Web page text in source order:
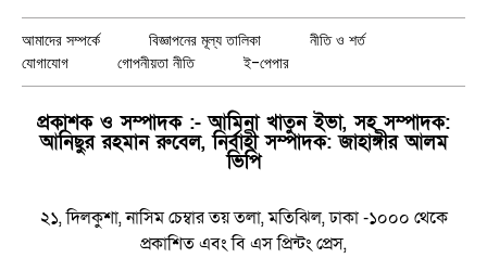
আমাদের সম্পর্কে বিজ্ঞাপনের মূল্য তালিকা
নীতি ও শর্ত
যোগাযোগ
গোপনীয়তা নীতি ই-পেপার
প্রকাশক ও সম্পাদক :- আমিনা খাতুন ইভা, সহ সম্পাদক:
আনিছুর রহমান রুবেল, নির্বাহী সম্পাদক: জাহাঙ্গীর আলম
ভিপি
২১, দিলকুশা, নাসিম চেম্বার তয় তলা, মতিঝিল, ঢাকা -১০০০ থেকে
প্রকাশিত এবং বি এস প্রিন্টং প্রেস,